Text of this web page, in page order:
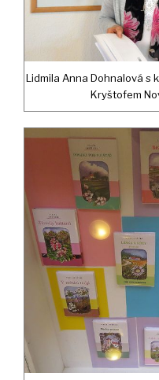
Lidmila Anna Dohnalová s
Kryštofem